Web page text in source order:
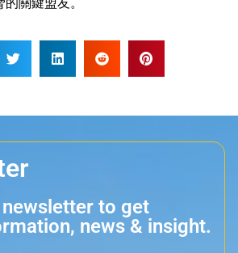
to get
news & insight.